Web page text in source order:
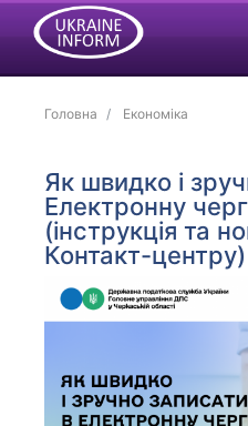
Головна Економіка
Як швидко і
Електронну
(інструкція та
Контакт-центру)